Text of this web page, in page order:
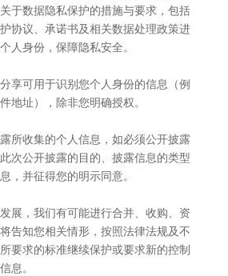
于数据隐私保护的措施与要求，包括
协议、承诺书及相关数据处理政策进
人身份，保障隐私安全。
享可用于识别您个人身份的信息（例
地址），除非您明确授权。
所收集的个人信息，如必须公开披露
次公开披露的目的、披露信息的类型
，并征得您的明示同意。
展，我们有可能进行合并、收购、资
告知您相关情形，按照法律法规及不
要求的标准继续保护或要求新的控制
息。